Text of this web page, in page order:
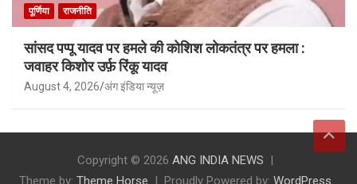
पूर्णिया राजनीति
सांसद पप्पू यादव पर हमले की कोशिश लोकतंत्र पर हमला :
जवाहर किशोर उर्फ़ रिंकू यादव
August 4, 2026 अंग इंडिया न्यूज़
Copyright © 2026 ANG INDIA NEWS
Theme by: Theme Horse Proudly Powered by: WordPress